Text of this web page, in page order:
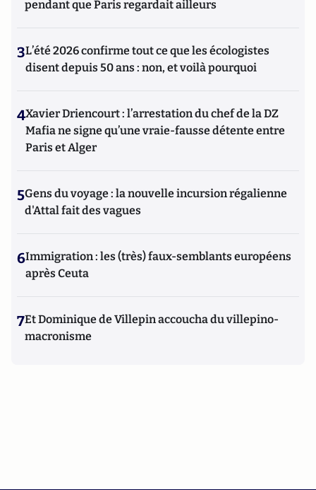
pendant que Paris regardait ailleurs
3L’été 2026 confirme tout ce que les écologistes
disent depuis 50 ans : non, et voilà pourquoi
4Xavier Driencourt : l’arrestation du chef de la DZ
Mafia ne signe qu’une vraie-fausse détente entre
Paris et Alger
5Gens du voyage : la nouvelle incursion régalienne
d'Attal fait des vagues
6Immigration : les (très) faux-semblants européens
après Ceuta
7Et Dominique de Villepin accoucha du villepino-
macronisme